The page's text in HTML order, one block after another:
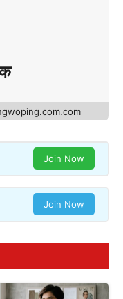
Join Now
Join Now